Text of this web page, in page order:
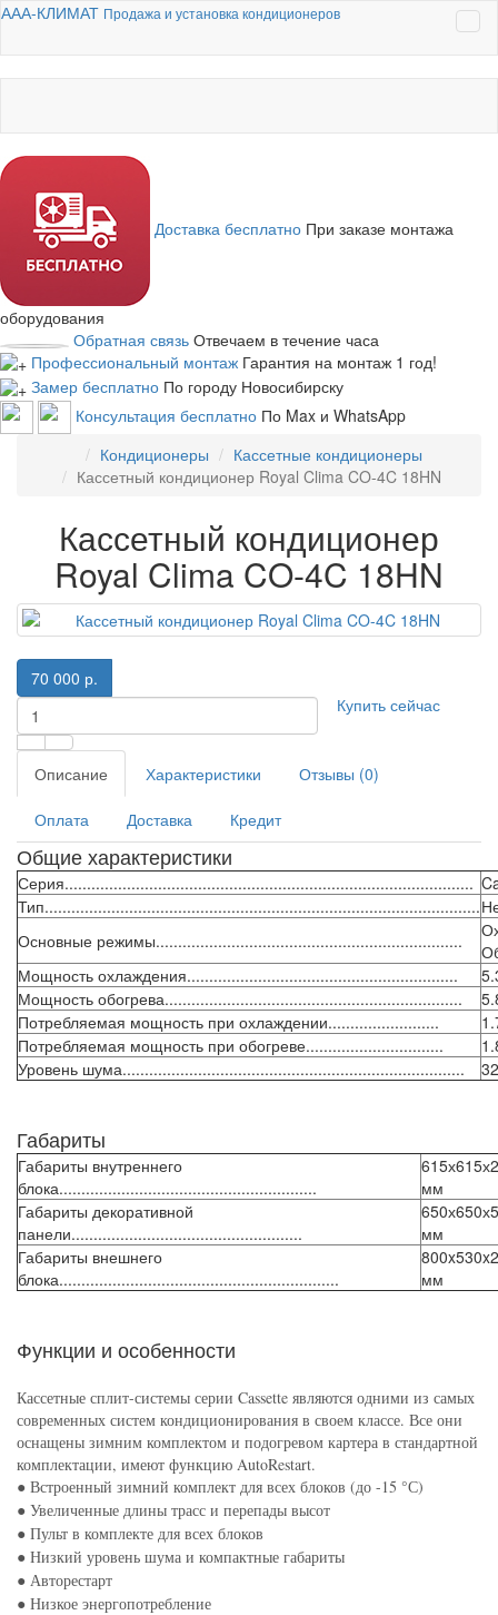
ААА-КЛИМАТ Продажа и установка кондиционеров
Доставка бесплатно При заказе монтажа
оборудования
Обратная связь Отвечаем в течение часа
Профессиональный монтаж Гарантия на монтаж 1 год!
Замер бесплатно По городу Новосибирску
Консультация бесплатно По Max и WhatsApp
Кондиционеры
Кассетные кондиционеры
Кассетный кондиционер Royal Clima CO-4C 18HN
Кассетный кондиционер
Royal Clima CO-4C 18HN
70 000 р.
Купить сейчас
Описание Характеристики Отзывы (0)
Оплата Доставка Кредит
Общие характеристики
Серия............................................................................................
Тип..................................................................................................
Основные режимы.....................................................................
Мощность охлаждения.............................................................
Мощность обогрева...................................................................
Потребляемая мощность при охлаждении.........................
Потребляемая мощность при обогреве...............................
Уровень шума.............................................................................
Габариты
Габариты внутреннего
блока..........................................................
мм
Габариты декоративной
панели....................................................
мм
Габариты внешнего
блока...............................................................
мм
Функции и особенности
Кассетные сплит-системы серии Cassette являются одними из самых
современных систем кондиционирования в своем классе. Все они
оснащены зимним комплектом и подогревом картера в стандартной
комплектации, имеют функцию AutoRestart.
● Встроенный зимний комплект для всех блоков (до -15 °С)
● Увеличенные длины трасс и перепады высот
● Пульт в комплекте для всех блоков
● Низкий уровень шума и компактные габариты
● Авторестарт
● Низкое энергопотребление